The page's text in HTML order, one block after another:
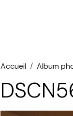
Accueil Album